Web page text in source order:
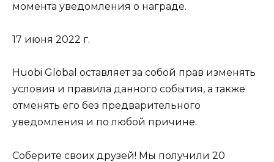
момента уведомления о награде.
17 июня 2022 г.
Huobi Global оставляет за собой прав изменять
условия и правила данного события, а также
отменять его без предварительного
уведомления и по любой причине.
Соберите своих друзей! Мы получили 20